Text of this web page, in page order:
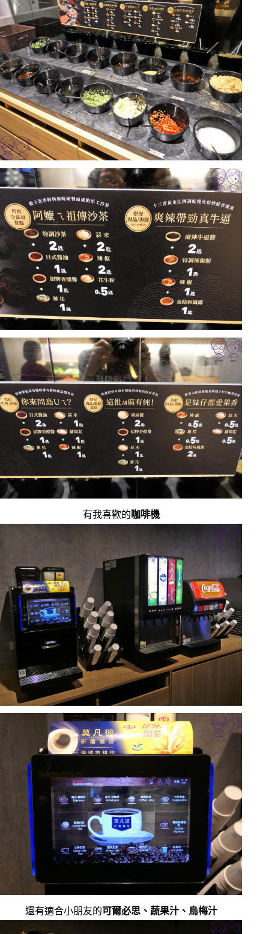
有我喜歡的咖啡機
還有適合小朋友的可爾必思、蔬果汁、烏梅汁